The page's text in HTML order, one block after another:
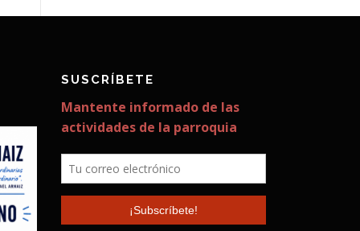
SUSCRÍBETE